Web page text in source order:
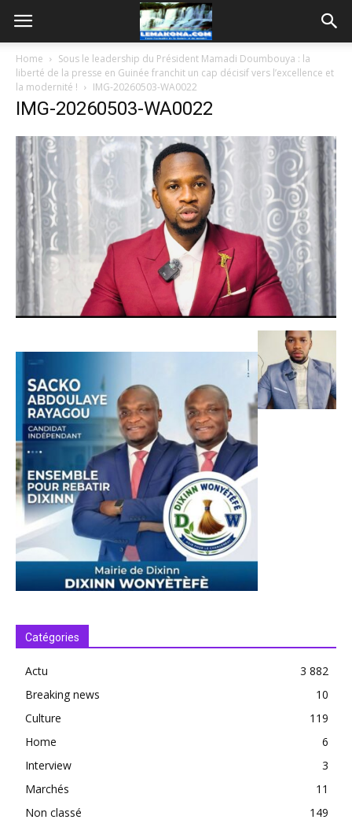
Home
Sous le leadership du Président Mamadi Doumbouya : la
liberté de la presse en Guinée franchit un cap décisif vers l’excellence et
la modernité !
IMG-20260503-WA0022
IMG-20260503-WA0022
Catégories
Actu
3 882
Breaking news
10
Culture
119
Home
6
Interview
3
Marchés
11
Non classé
149